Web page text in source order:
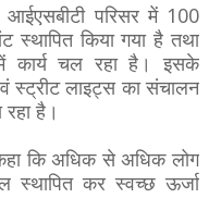
आईएसबीटी परिसर में 100
स्थापित किया गया है तथा
कार्य चल रहा है। इसके
स्ट्रीट लाइट्स का संचालन
है।
कि अधिक से अधिक लोग
स्थापित कर स्वच्छ ऊर्जा